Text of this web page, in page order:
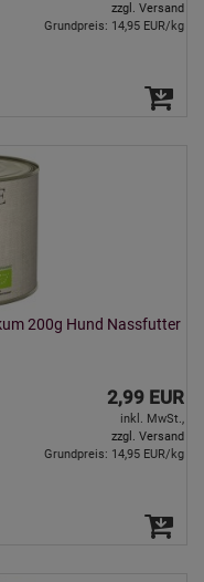
zzgl. Versand
Grundpreis: 14,95 EUR/kg
200g Hund Nassfutter
2,99 EUR
inkl. MwSt.,
zzgl. Versand
Grundpreis: 14,95 EUR/kg